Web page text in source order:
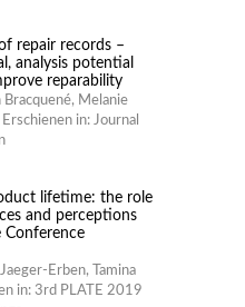
repair records –
analysis potential
reparability
Bracquené, Melanie
in: Journal
lifetime: the role
and perceptions
Conference
Erben, Tamina
in: 3rd PLATE 2019